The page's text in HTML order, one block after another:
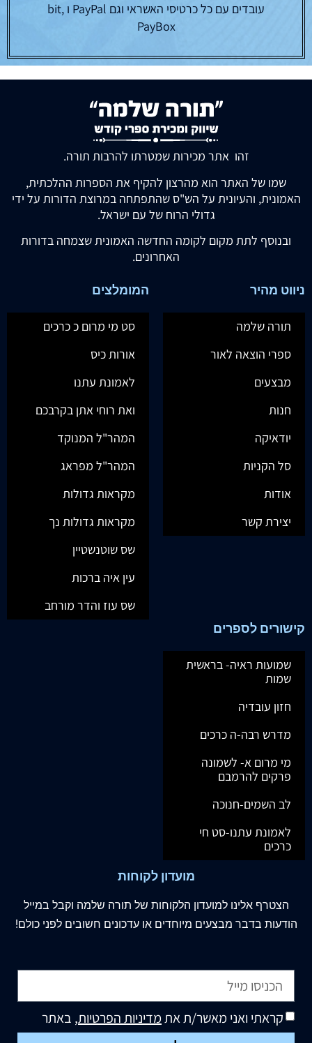
עובדים עם כל כרטיסי האשראי וגם PayPal ו bit,
PayBox
זהו אתר מכירות שמטרתו להרבות תורה.
שמו של האתר הוא מהרצון להקיף את הספרות ההלכתית,
האמונית, והעיונית על הש"ס שהתפתחה במרוצת הדורות על ידי
גדולי הרוח של עם ישראל.
ובנוסף לתת מקום לקומה החדשה האמונית שצמחה בדורות
האחרונים.
ניווט מהיר
תורה שלמה
ספרי הוצאה לאור
מבצעים
חנות
יודאיקה
סל הקניות
אודות
יצירת קשר
המומלצים
סט מי מרום כ כרכים
אורות כיס
לאמונת עתנו
ואת רוחי אתן בקרבכם
המהר"ל המנוקד
המהר"ל מפראג
מקראות גדולות
מקראות גדולות נך
שס שוטנשטיין
עין איה ברכות
שס עוז והדר מורחב
קישורים לספרים
שמועות ראיה- בראשית
שמות
חזון עובדיה
מדרש רבה-ה כרכים
מי מרום א- לשמונה
פרקים להרמבם
לב השמים-חנוכה
לאמונת עתנו-סט חי
כרכים
מועדון לקוחות
הצטרף אלינו למועדון הלקוחות של תורה שלמה וקבל במייל
הודעות בדבר מבצעים מיוחדים או עדכונים חשובים לפני כולם!
קראתי ואני מאשר/ת אתמדיניות הפרטיות, באתר